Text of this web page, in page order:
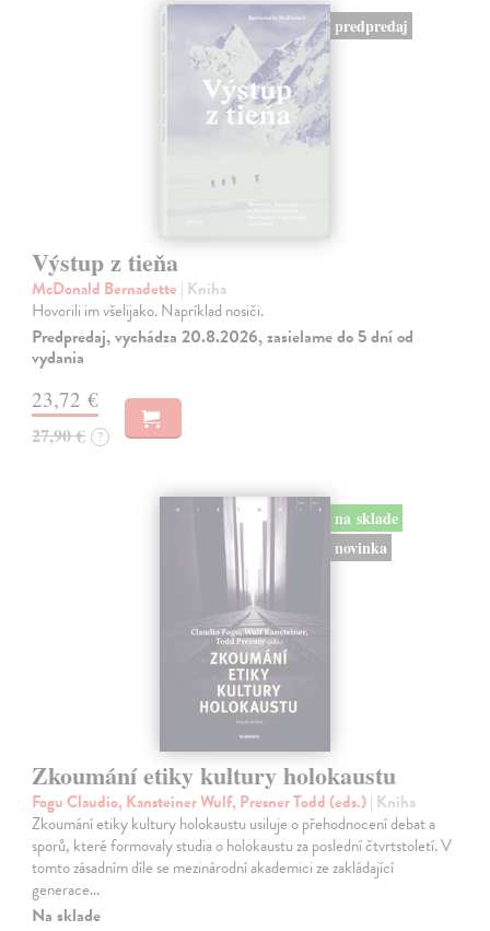
predpredaj
Výstup z tieňa
McDonald Bernadette | Kniha
Hovorili im všelijako. Napríklad nosiči.
Predpredaj, vychádza 20.8.2026, zasielame do 5 dní od
vydania
23,72 €
27,90 € ?
na sklade
novinka
Zkoumání etiky kultury holokaustu
Fogu Claudio, Kansteiner Wulf, Presner Todd (eds.)| Kniha
Zkoumání etiky kultury holokaustu usiluje o přehodnocení debat a
sporů, které formovaly studia o holokaustu za poslední čtvrtstoletí. V
tomto zásadním díle se mezinárodní akademici ze zakládající
generace…
Na sklade